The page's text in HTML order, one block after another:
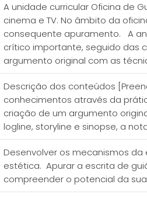
A unidade curricular Oficina de
cinema e TV. No âmbito da
consequente apuramento. A
crítico importante, seguido das
argumento original com as
Descrição dos conteúdos
conhecimentos através da
criação de um argumento
logline, storyline e sinopse, a
Desenvolver os mecanismos
estética. Apurar a escrita de
compreender o potencial da